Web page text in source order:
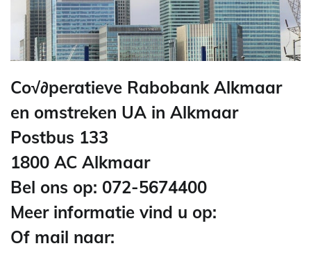
Co√∂peratieve Rabobank Alkmaar
en omstreken UA in Alkmaar
Postbus 133
1800 AC Alkmaar
Bel ons op: 072-5674400
Meer informatie vind u op:
Of mail naar: